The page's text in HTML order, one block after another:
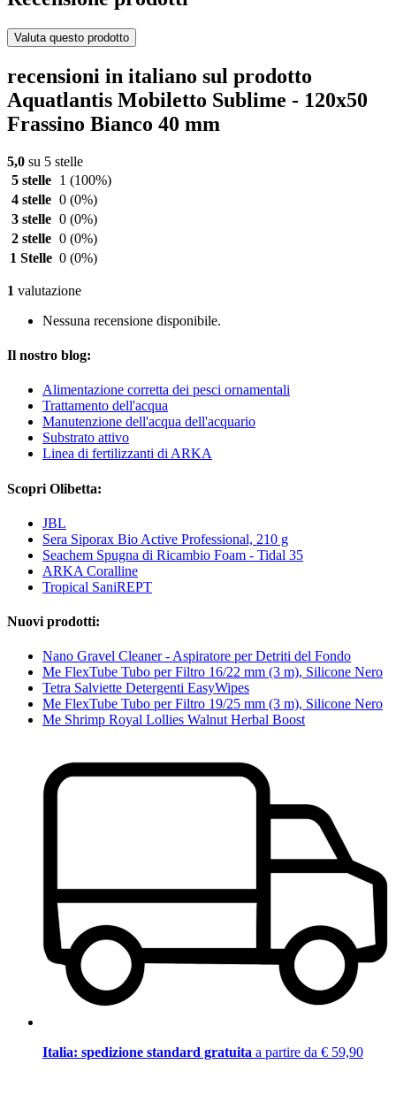
Valuta questo prodotto
recensioni in italiano sul prodotto
Aquatlantis Mobiletto Sublime - 120x50
Frassino Bianco 40 mm
5,0 su 5 stelle
5 stelle
1 (100%)
4 stelle 0 (0%)
3 stelle 0 (0%)
2 stelle 0 (0%)
1 Stelle 0 (0%)
1 valutazione
Nessuna recensione disponibile.
Il nostro blog:
Alimentazione corretta dei pesci ornamentali
Trattamento dell'acqua
Manutenzione dell'acqua dell'acquario
Substrato attivo
Linea di fertilizzanti di ARKA
Scopri Olibetta:
JBL
Sera Siporax Bio Active Professional, 210 g
Seachem Spugna di Ricambio Foam - Tidal 35
ARKA Coralline
Tropical SaniREPT
Nuovi prodotti:
Nano Gravel Cleaner - Aspiratore per Detriti del Fondo
Me FlexTube Tubo per Filtro 16/22 mm (3 m), Silicone Nero
Tetra Salviette Detergenti EasyWipes
Me FlexTube Tubo per Filtro 19/25 mm (3 m), Silicone Nero
Me Shrimp Royal Lollies Walnut Herbal Boost
Italia: spedizione standard gratuita a partire da € 59,90